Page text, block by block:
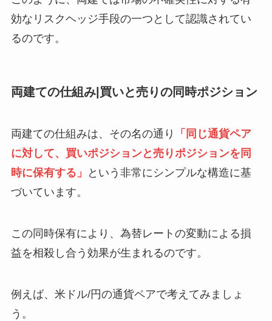
効なリスクヘッジ手段の一つとして認識されてい
るのです。
両建ての仕組み|買いと売りの同時ポジション
両建ての仕組みは、その名の通り
「同じ通貨ペア
に対して、買いポジションと売りポジションを同
時に保有する」
という非常にシンプルな構造に基
づいています。
この同時保有により、為替レートの変動による損
益を相殺し合う効果が生まれるのです。
例えば、米ドル/円の通貨ペアで考えてみましょ
う。